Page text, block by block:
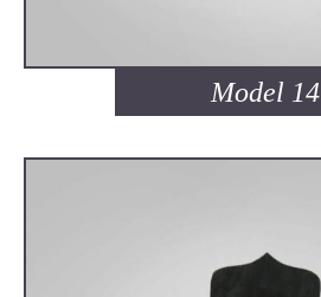
Model 14